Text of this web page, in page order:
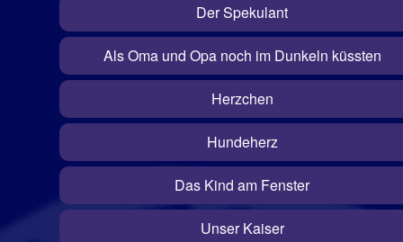
Der Spekulant
Als Oma und Opa noch im Dunkeln küssten
Herzchen
Hundeherz
Das Kind am Fenster
Unser Kaiser